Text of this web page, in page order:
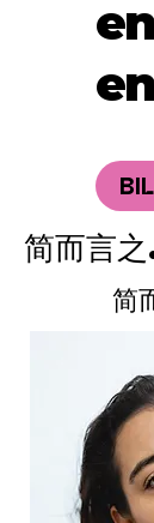
简而言
简